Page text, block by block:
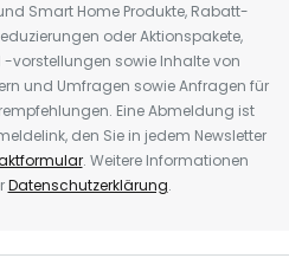
Smart Home Produkte, Rabatt-
oder Aktionspakete,
vorstellungen sowie Inhalte von
und Umfragen sowie Anfragen für
Eine Abmeldung ist
den Sie in jedem Newsletter
. Weitere Informationen
Datenschutzerklärung.